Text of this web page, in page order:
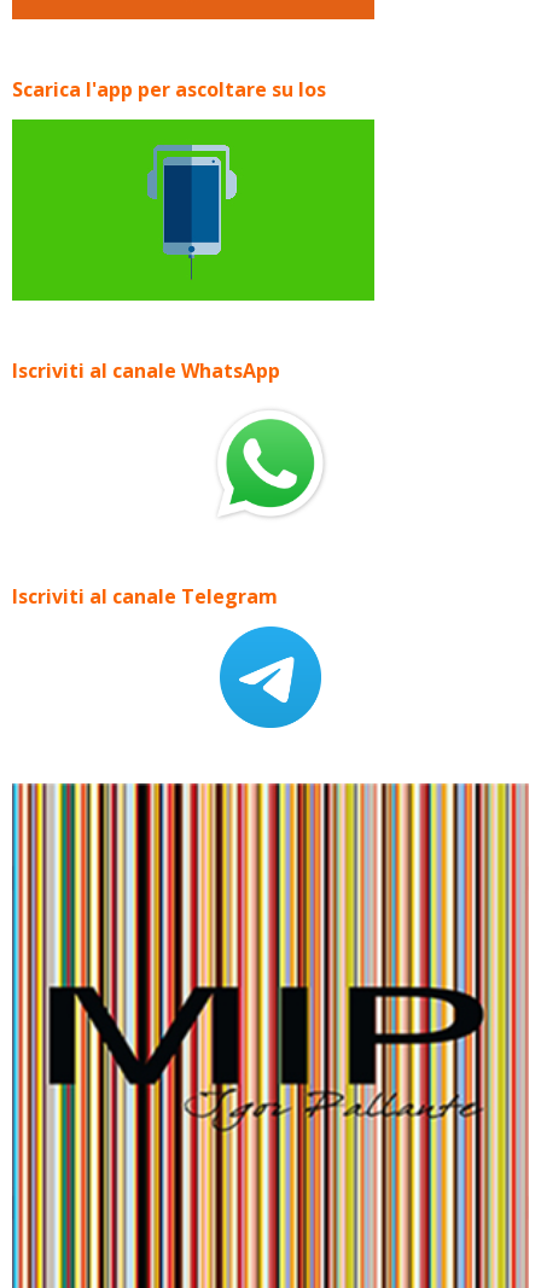
Scarica l'app per ascoltare su Ios
Iscriviti al canale WhatsApp
Iscriviti al canale Telegram